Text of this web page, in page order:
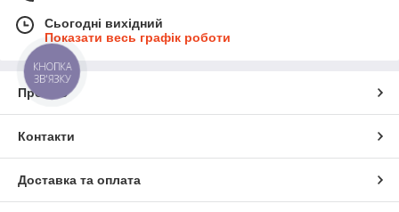
Сьогодні вихідний
Показати весь графік роботи
Про нас
Контакти
Доставка та оплата
КНОПКА
ЗВ'ЯЗКУ